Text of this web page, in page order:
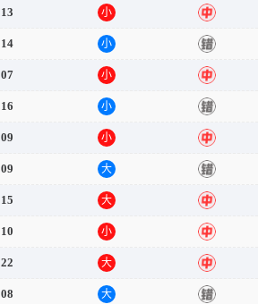
13 小 中
14 小 错
07 小 中
16 小 错
09 小 中
09 大 错
15 大 中
10 小 中
22 大 中
08 大 错